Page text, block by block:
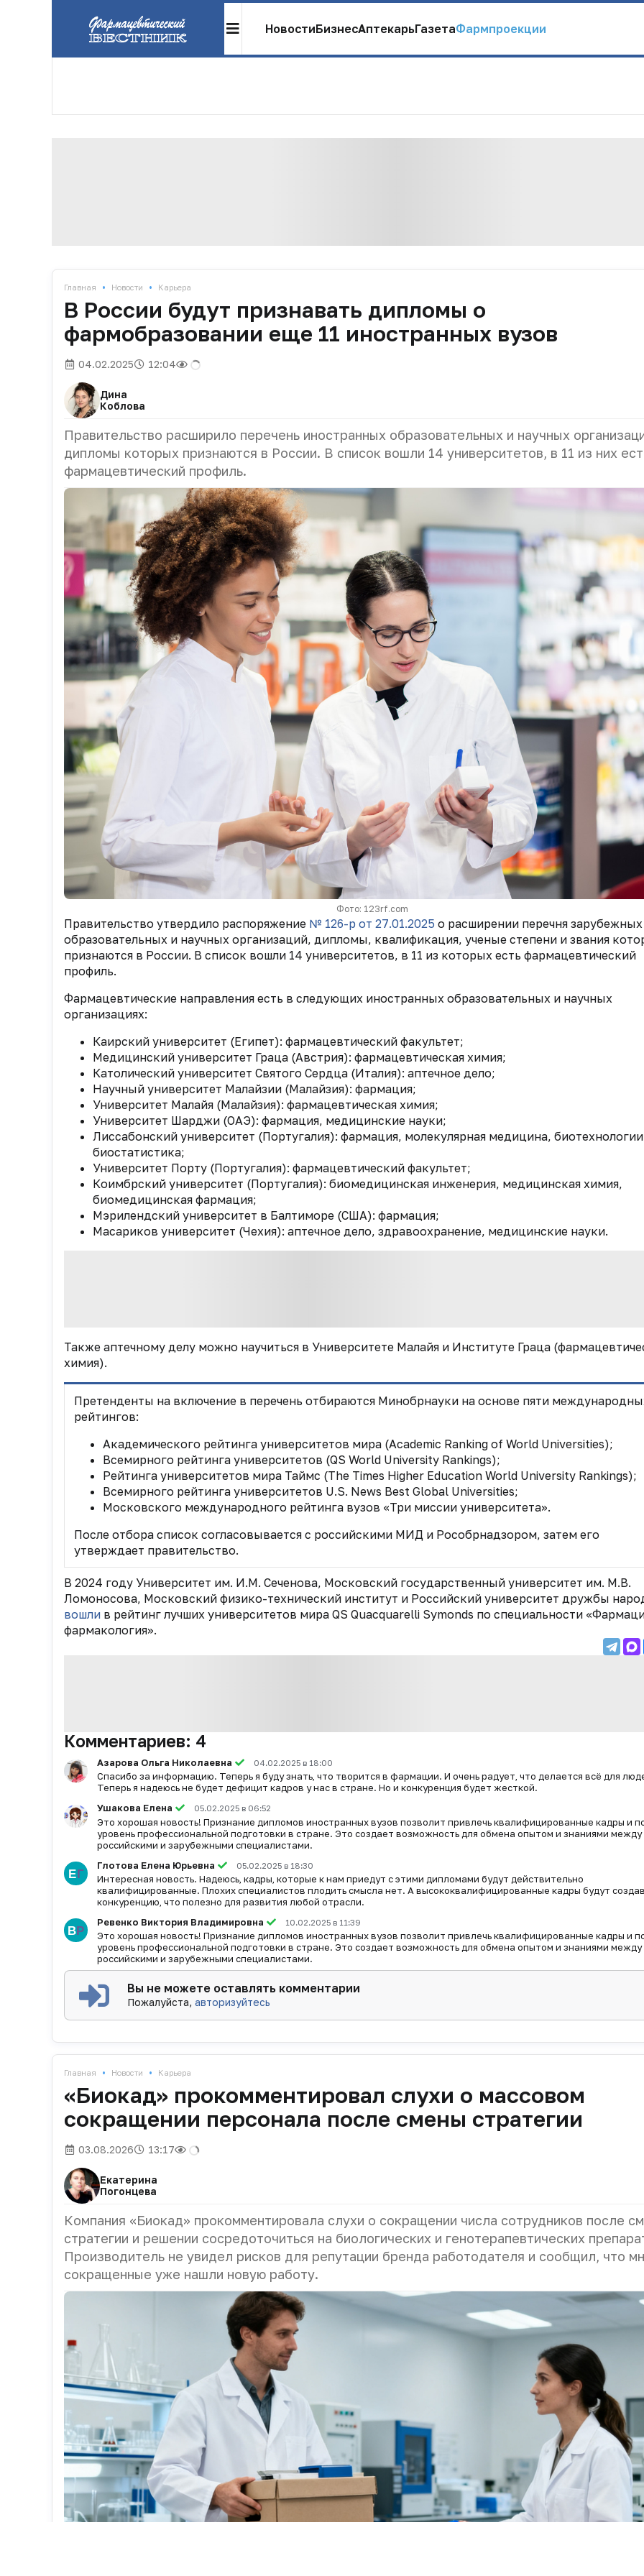
НовостиБизнесАптекарьГазетаФармпроекции
Главная • Новости • Карьера
В России будут признавать дипломы о
фармобразовании еще 11 иностранных вузов
04.02.2025 12:04
Дина
Коблова
Правительство расширило перечень иностранных образовательных и научных
дипломы которых признаются в России. В список вошли 14 университетов, в 11 из них
фармацевтический профиль.
Фото: 123rf.com
Правительство утвердило распоряжение № 126-р от 27.01.2025 о расширении перечня зарубежных
образовательных и научных организаций, дипломы, квалификация, ученые степени и звания
признаются в России. В список вошли 14 университетов, в 11 из которых есть фармацевтический
профиль.
Фармацевтические направления есть в следующих иностранных образовательных и научных
организациях:
Каирский университет (Египет): фармацевтический факультет;
Медицинский университет Граца (Австрия): фармацевтическая химия;
Католический университет Святого Сердца (Италия): аптечное дело;
Научный университет Малайзии (Малайзия): фармация;
Университет Малайя (Малайзия): фармацевтическая химия;
Университет Шарджи (ОАЭ): фармация, медицинские науки;
Лиссабонский университет (Португалия): фармация, молекулярная медицина,
биостатистика;
Университет Порту (Португалия): фармацевтический факультет;
Коимбрский университет (Португалия): биомедицинская инженерия, медицинская химия,
биомедицинская фармация;
Мэрилендский университет в Балтиморе (США): фармация;
Масариков университет (Чехия): аптечное дело, здравоохранение, медицинские науки.
Также аптечному делу можно научиться в Университете Малайя и Институте Граца
химия).
Претенденты на включение в перечень отбираются Минобрнауки на основе пяти
рейтингов:
Академического рейтинга университетов мира (Academic Ranking of World Universities);
Всемирного рейтинга университетов (QS World University Rankings);
Рейтинга университетов мира Таймс (The Times Higher Education World University Rankings);
Всемирного рейтинга университетов U.S. News Best Global Universities;
Московского международного рейтинга вузов «Три миссии университета».
После отбора список согласовывается с российскими МИД и Рособрнадзором, затем его
утверждает правительство.
В 2024 году Университет им. И.М. Сеченова, Московский государственный университет им. М.В.
Ломоносова, Московский физико-технический институт и Российский университет дружбы
вошли в рейтинг лучших университетов мира QS Quacquarelli Symonds по специальности
фармакология».
Комментариев: 4
Азарова Ольга Николаевна 04.02.2025 в 18:00
Спасибо за информацию. Теперь я буду знать, что творится в фармации. И очень радует, что делается всё для
Теперь я надеюсь не будет дефицит кадров у нас в стране. Но и конкуренция будет жесткой.
Ушакова Елена
05.02.2025 в 06:52
Это хорошая новость! Признание дипломов иностранных вузов позволит привлечь квалифицированные кадры и
уровень профессиональной подготовки в стране. Это создает возможность для обмена опытом и знаниями между
российскими и зарубежными специалистами.
Глотова Елена Юрьевна
05.02.2025 в 18:30
Интересная новость. Надеюсь, кадры, которые к нам приедут с этими дипломами будут действительно
квалифицированные. Плохих специалистов плодить смысла нет. А высококвалифицированные кадры будут
конкуренцию, что полезно для развития любой отрасли.
Ревенко Виктория Владимировна
10.02.2025 в 11:39
Это хорошая новость! Признание дипломов иностранных вузов позволит привлечь квалифицированные кадры и
уровень профессиональной подготовки в стране. Это создает возможность для обмена опытом и знаниями между
российскими и зарубежными специалистами.
Вы не можете оставлять комментарии
Пожалуйста,авторизуйтесь
Главная • Новости • Карьера
«Биокад» прокомментировал слухи о массовом
сокращении персонала после смены стратегии
03.08.2026 13:17
Екатерина
Погонцева
Компания «Биокад» прокомментировала слухи о сокращении числа сотрудников после
стратегии и решении сосредоточиться на биологических и генотерапевтических
Производитель не увидел рисков для репутации бренда работодателя и сообщил, что
сокращенные уже нашли новую работу.